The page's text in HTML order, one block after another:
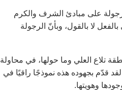
تنمو الرجولة على مبادئ الشرف والكرم
لا بالقول، وبأنّ الرجولة
تلاع العلي وما حولها، في محاولة
قدّم بجهوده هذه نموذجًا راقيًا في
وهويتها.